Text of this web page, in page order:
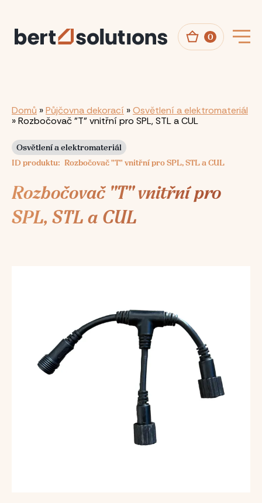
hlavnímu
obsahu
0
Drobečková
navigace
Domů Půjčovna dekorací
Osvětlení a elektromateriál
Rozbočovač "T" vnitřní pro SPL, STL a CUL
Osvětlení a elektromateriál
ID produktu
Rozbočovač "T" vnitřní pro SPL, STL a CUL
Rozbočovač "T" vnitřní pro
SPL, STL a CUL